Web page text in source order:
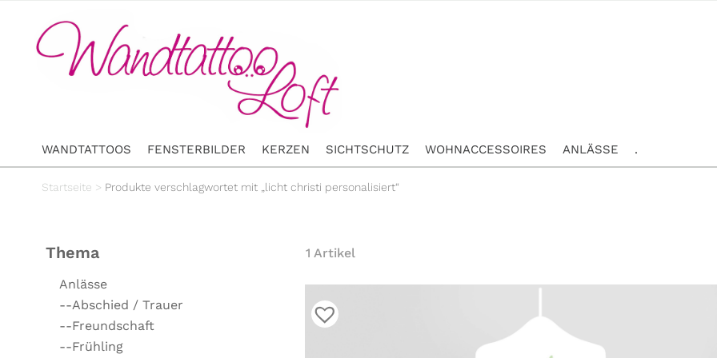
WANDTATTOOS FENSTERBILDER KERZEN SICHTSCHUTZ WOHNACCESSOIRES ANLÄSSE .
Startseite > Produkte verschlagwortet mit „licht christi personalisiert“
Thema
Anlässe
--Abschied / Trauer
--Freundschaft
--Frühling
1 Artikel